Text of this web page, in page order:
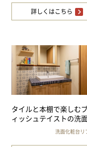
詳しくはこちら
タイルと本棚で楽しむ
ィッシュテイストの洗
洗面化粧台リ